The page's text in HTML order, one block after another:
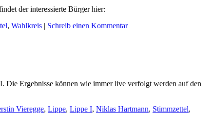
der interessierte Bürger hier:
, Wahlkreis | Schreib einen Kommentar
Die Ergebnisse können wie immer live verfolgt werden auf den
Vieregge, Lippe, Lippe I, Niklas Hartmann, Stimmzettel,